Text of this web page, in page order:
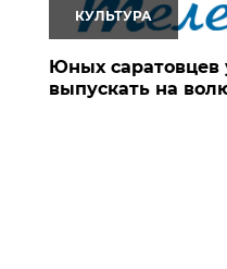
КУЛЬТУРА
Юных саратовцев
выпускать на